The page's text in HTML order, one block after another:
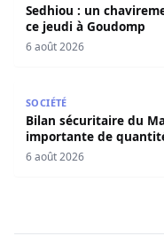
Sedhiou : un
ce jeudi à Goudomp
6 août 2026
SOCIÉTÉ
Bilan sécuritaire du
importante de
6 août 2026